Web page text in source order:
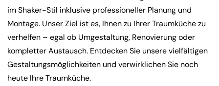
im Shaker-Stil inklusive professioneller Planung und
Montage. Unser Ziel ist es, Ihnen zu Ihrer Traumküche zu
verhelfen – egal ob Umgestaltung, Renovierung oder
kompletter Austausch. Entdecken Sie unsere vielfältigen
Gestaltungsmöglichkeiten und verwirklichen Sie noch
heute Ihre Traumküche.